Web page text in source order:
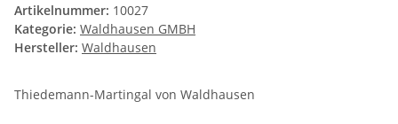
Artikelnummer: 10027
Kategorie: Waldhausen GMBH
Hersteller: Waldhausen
Thiedemann-Martingal von Waldhausen